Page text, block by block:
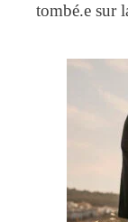
tombé.e sur